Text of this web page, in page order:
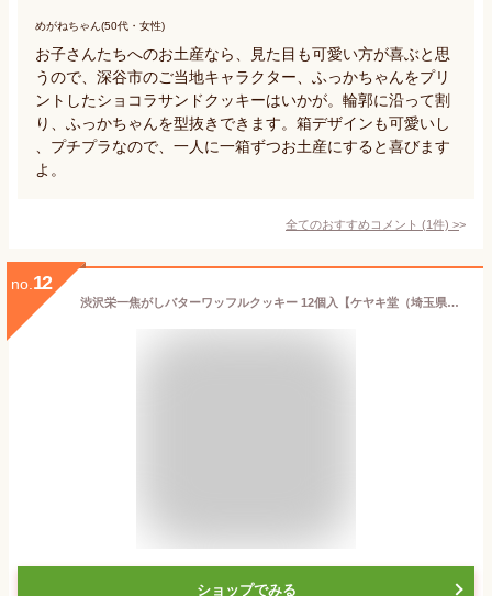
めがねちゃん(50代・女性)
お子さんたちへのお土産なら、見た目も可愛い方が喜ぶと思
うので、深谷市のご当地キャラクター、ふっかちゃんをプリ
ントしたショコラサンドクッキーはいかが。輪郭に沿って割
り、ふっかちゃんを型抜きできます。箱デザインも可愛いし
、プチプラなので、一人に一箱ずつお土産にすると喜びます
よ。
全てのおすすめコメント (1件) >
no. 12
渋沢栄一焦がしバターワッフルクッキー 12個入【ケヤキ堂（埼玉県日高市）送料別】【BS】
ショップでみる